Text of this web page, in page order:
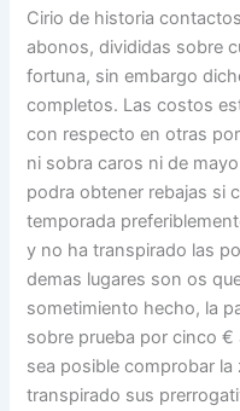
Cirio de historia
abonos, divididas sobre
fortuna, sin embargo
completos. Las costos
con respecto en otras
ni sobra caros ni de
podra obtener rebajas si
temporada
y no ha transpirado las
demas lugares son os
sometimiento hecho, la
sobre prueba por cinco €
sea posible comprobar la
transpirado sus